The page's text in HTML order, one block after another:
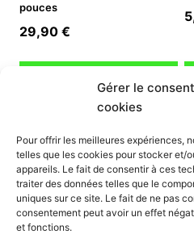
Gérer le
cookies
Pour offrir les meilleures expériences,
telles que les cookies pour stocker et/
appareils. Le fait de consentir à ces
traiter des données telles que le
uniques sur ce site. Le fait de ne pas
consentement peut avoir un effet
et fonctions.
pouces
29,90 €
Mon compte
Nous contacter
Mode paiement
Nos services